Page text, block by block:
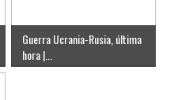
Guerra Ucrania-Rusia, última
hora |...